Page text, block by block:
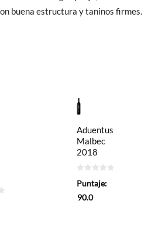
buena estructura y taninos firmes.
Aduentus
Malbec
2018
de
Puntaje:
90.0